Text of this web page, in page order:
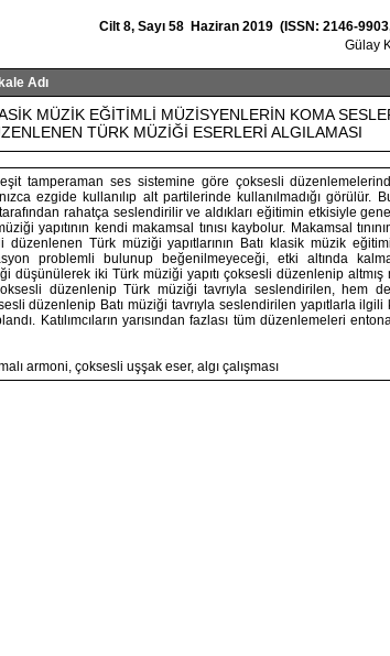
Cilt 8, Sayı 58 Haziran 2019 (ISSN: 2146-
Gülay
Adı
MÜZİK EĞİTİMLİ MÜZİSYENLERİN KOMA
TÜRK MÜZİĞİ ESERLERİ ALGILAMASI
eşit tamperaman ses sistemine göre çoksesli
ezgide kullanılıp alt partilerinde kullanılmadığı görülür.
rahatça seslendirilir ve aldıkları eğitimin etkisiyle
yapıtının kendi makamsal tınısı kaybolur. Makamsal
düzenlenen Türk müziği yapıtlarının Batı klasik müzik
problemli bulunup beğenilmeyeceği, etki altında
düşünülerek iki Türk müziği yapıtı çoksesli düzenlenip
düzenlenip Türk müziği tavrıyla seslendirilen, hem
düzenlenip Batı müziği tavrıyla seslendirilen yapıtlarla ilgili
Katılımcıların yarısından fazlası tüm düzenlemeleri
armoni, çoksesli uşşak eser, algı çalışması